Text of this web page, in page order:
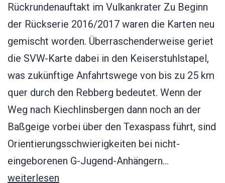
Rückrundenauftakt im Vulkankrater Zu Beginn
der Rückserie 2016/2017 waren die Karten neu
gemischt worden. Überraschenderweise geriet
die SVW-Karte dabei in den Keiserstuhlstapel,
was zukünftige Anfahrtswege von bis zu 25 km
quer durch den Rebberg bedeutet. Wenn der
Weg nach Kiechlinsbergen dann noch an der
Baßgeige vorbei über den Texaspass führt, sind
Orientierungsschwierigkeiten bei nicht-
eingeborenen G-Jugend-Anhängern…
weiterlesen